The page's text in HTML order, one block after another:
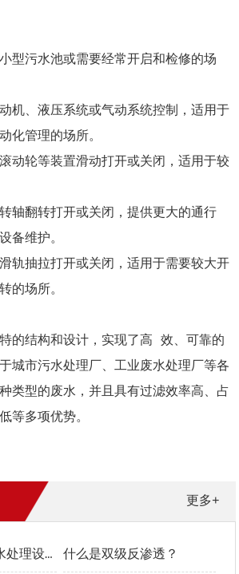
型污水池或需要经常开启和检修的场
机、液压系统或气动系统控制，适用于
化管理的场所。
动轮等装置滑动打开或关闭，适用于较
轴翻转打开或关闭，提供更大的通行
备维护。
轨抽拉打开或关闭，适用于需要较大开
的场所。
的结构和设计，实现了高 效、可靠的
城市污水处理厂、工业废水处理厂等各
类型的废水，并且具有过滤效率高、占
等多项优势。
更多+
玻璃钢一体化污水处理设备工艺流程 什么是双级反渗透？